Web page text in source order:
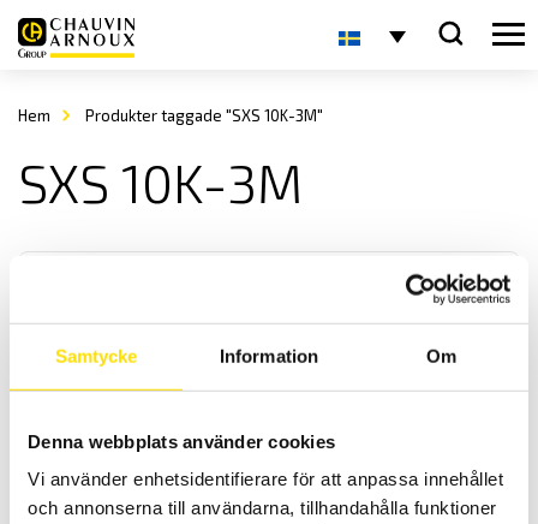
Samtycke Information Om
Denna webbplats använder cookies
Vi använder enhetsidentifierare för att anpassa innehållet
och annonserna till användarna, tillhandahålla funktioner
Hem Produkter taggade "SXS 10K-3M"
SXS 10K-3M
KERN SXS Plattformsvåg
industrimiljöer med maxkapacitet upp till 300 kg.